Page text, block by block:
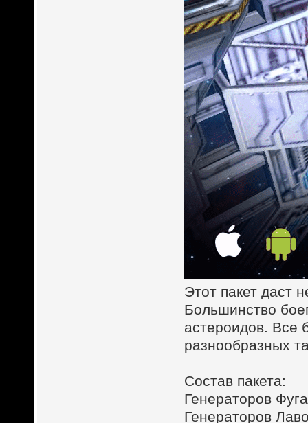
Этот пакет даст
Большинство
астероидов. Все
разнообразных
Состав пакета:
Генераторов
Генераторов